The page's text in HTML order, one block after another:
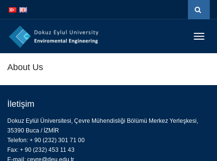
atla
atla
About Us
İletişim
Dokuz Eylül Üniversitesi, Çevre Mühendisliği Bölümü Merkez Yerleşkesi,
35390 Buca / İZMİR
Telefon: + 90 (232) 301 71 00
Fax: + 90 (232) 453 11 43